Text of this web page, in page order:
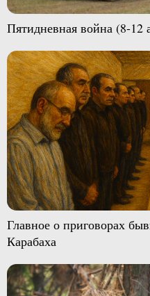
Пятидневная война (8-12
Главное о приговорах
Карабаха